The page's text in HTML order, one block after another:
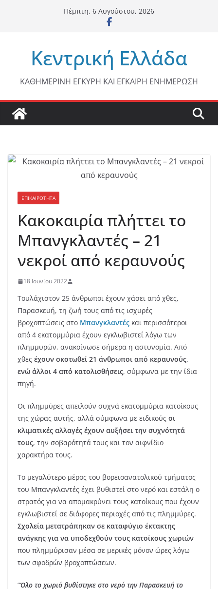
Πέμπτη, 6 Αυγούστου, 2026
Κεντρική Ελλάδα
ΚΑΘΗΜΕΡΙΝΗ ΕΓΚΥΡΗ ΚΑΙ ΕΓΚΑΙΡΗ ΕΝΗΜΕΡΩΣΗ
ΕΠΙΚΑΙΡΟΤΗΤΑ
Κακοκαιρία πλήττει το
Μπανγκλαντές – 21
νεκροί από κεραυνούς
18 Ιουνίου 2022
Τουλάχιστον 25 άνθρωποι έχουν χάσει από χθες,
Παρασκευή, τη ζωή τους από τις ισχυρές
βροχοπτώσεις στο Μπανγκλαντές και περισσότεροι
από 4 εκατομμύρια έχουν εγκλωβιστεί λόγω των
πλημμυρών, ανακοίνωσε σήμερα η αστυνομία. Από
χθες έχουν σκοτωθεί 21 άνθρωποι από κεραυνούς,
ενώ άλλοι 4 από κατολισθήσεις, σύμφωνα με την ίδια
πηγή.
Οι πλημμύρες απειλούν συχνά εκατομμύρια κατοίκους
της χώρας αυτής, αλλά σύμφωνα με ειδικούς οι
κλιματικές αλλαγές έχουν αυξήσει την συχνότητά
τους, την σοβαρότητά τους και τον αιφνίδιο
χαρακτήρα τους.
Το μεγαλύτερο μέρος του βορειοανατολικού τμήματος
του Μπανγκλαντές έχει βυθιστεί στο νερό και εστάλη ο
στρατός για να απομακρύνει τους κατοίκους που έχουν
εγκλωβιστεί σε διάφορες περιοχές από τις πλημμύρες.
Σχολεία μετατράπηκαν σε καταφύγιο έκτακτης
ανάγκης για να υποδεχθούν τους κατοίκους χωριών
που πλημμύρισαν μέσα σε μερικές μόνον ώρες λόγω
των σφοδρών βροχοπτώσεων.
“Όλο το χωριό βυθίστηκε στο νερό την Παρασκευή το